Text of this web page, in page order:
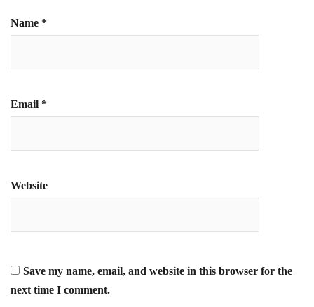
Name *
Email *
Website
Save my name, email, and website in this browser for the
next time I comment.